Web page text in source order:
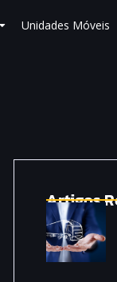
Unidades Móveis
Artigos